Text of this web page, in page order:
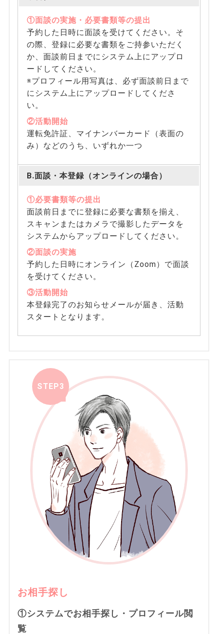
①面談の実施・必要書類等の提出
予約した日時に面談を受けてください。そ
の際、登録に必要な書類をご持参いただく
か、面談前日までにシステム上にアップロ
ードしてください。
※プロフィール用写真は、必ず面談前日まで
にシステム上にアップロードしてくださ
い。
②活動開始
運転免許証、マイナンバーカード（表面の
み）などのうち、いずれか一つ
B.面談・本登録（オンラインの場合）
①必要書類等の提出
面談前日までに登録に必要な書類を揃え、
スキャンまたはカメラで撮影したデータを
システムからアップロードしてください。
②面談の実施
予約した日時にオンライン（Zoom）で面談
を受けてください。
③活動開始
本登録完了のお知らせメールが届き、活動
スタートとなります。
STEP3
お相手探し
①システムでお相手探し・プロフィール閲
覧